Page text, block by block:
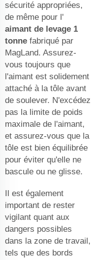
sécurité appropriées,
de même pour l'
aimant de levage 1
tonne fabriqué par
MagLand. Assurez-
vous toujours que
l'aimant est solidement
attaché à la tôle avant
de soulever. N'excédez
pas la limite de poids
maximale de l'aimant,
et assurez-vous que la
tôle est bien équilibrée
pour éviter qu'elle ne
bascule ou ne glisse.
Il est également
important de rester
vigilant quant aux
dangers possibles
dans la zone de travail,
tels que des bords